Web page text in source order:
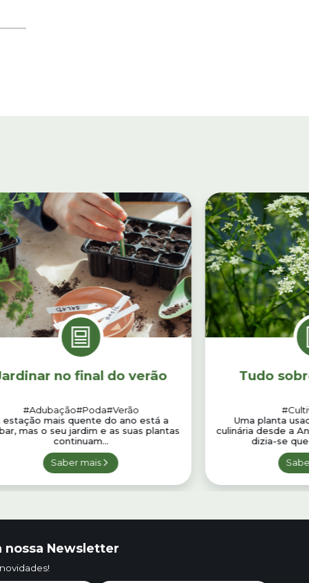
no final do verão
#Adubação#Poda#Verão
estação mais quente do ano está a
mas o seu jardim e as suas plantas
continuam...
Saber mais
Tudo
Uma planta
culinária desde a
dizia-se que
nossa Newsletter